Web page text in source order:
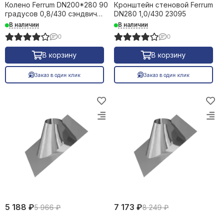
Колено Ferrum DN200*280 90
градусов 0,8/430 сэндвич
32718
В наличии
0
В корзину
Заказ в один клик
Кронштейн стеновой Ferrum
DN280 1,0/430 23095
В наличии
0
В корзину
Заказ в один клик
5 188 ₽5 966 ₽ 7 173 ₽8 249 ₽